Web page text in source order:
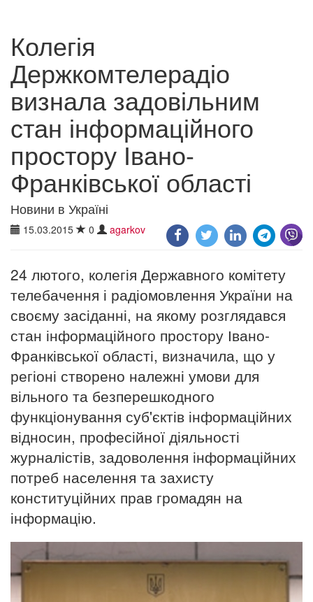
Колегія
Держкомтелерадіо
визнала задовільним
стан інформаційного
простору Івано-
Франківської області
Новини в Україні
15.03.2015 0 agarkov
24 лютого, колегія Державного комітету
телебачення і радіомовлення України на
своєму засіданні, на якому розглядався
стан інформаційного простору Івано-
Франківської області, визначила, що у
регіоні створено належні умови для
вільного та безперешкодного
функціонування суб'єктів інформаційних
відносин, професійної діяльності
журналістів, задоволення інформаційних
потреб населення та захисту
конституційних прав громадян на
інформацію.